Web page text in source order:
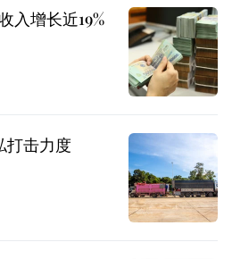
入增长近19%
打击力度